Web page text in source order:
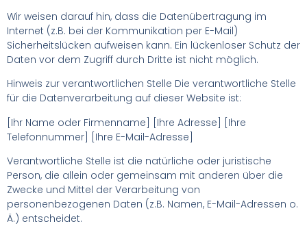
Wir weisen darauf hin, dass die Datenübertragung im
Internet (z.B. bei der Kommunikation per E-Mail)
Sicherheitslücken aufweisen kann. Ein lückenloser Schutz der
Daten vor dem Zugriff durch Dritte ist nicht möglich.
Hinweis zur verantwortlichen Stelle Die verantwortliche Stelle
für die Datenverarbeitung auf dieser Website ist:
[Ihr Name oder Firmenname] [Ihre Adresse] [Ihre
Telefonnummer] [Ihre E-Mail-Adresse]
Verantwortliche Stelle ist die natürliche oder juristische
Person, die allein oder gemeinsam mit anderen über die
Zwecke und Mittel der Verarbeitung von
personenbezogenen Daten (z.B. Namen, E-Mail-Adressen o.
Ä.) entscheidet.